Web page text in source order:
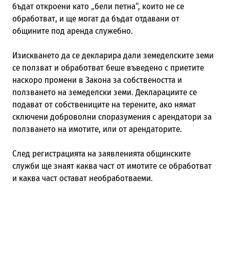
бъдат откроени като „бели петна“, които не се
обработват, и ще могат да бъдат отдавани от
общините под аренда служебно.
Изискването да се декларира дали земеделските земи
се ползват и обработват беше въведено с приетите
наскоро промени в Закона за собствеността и
ползването на земеделски земи. Декларациите се
подават от собствениците на терените, ако нямат
сключени доброволни споразумения с арендатори за
ползването на имотите, или от арендаторите.
След регистрацията на заявленията общинските
служби ще знаят каква част от имотите се обработват
и каква част остават необработваеми.